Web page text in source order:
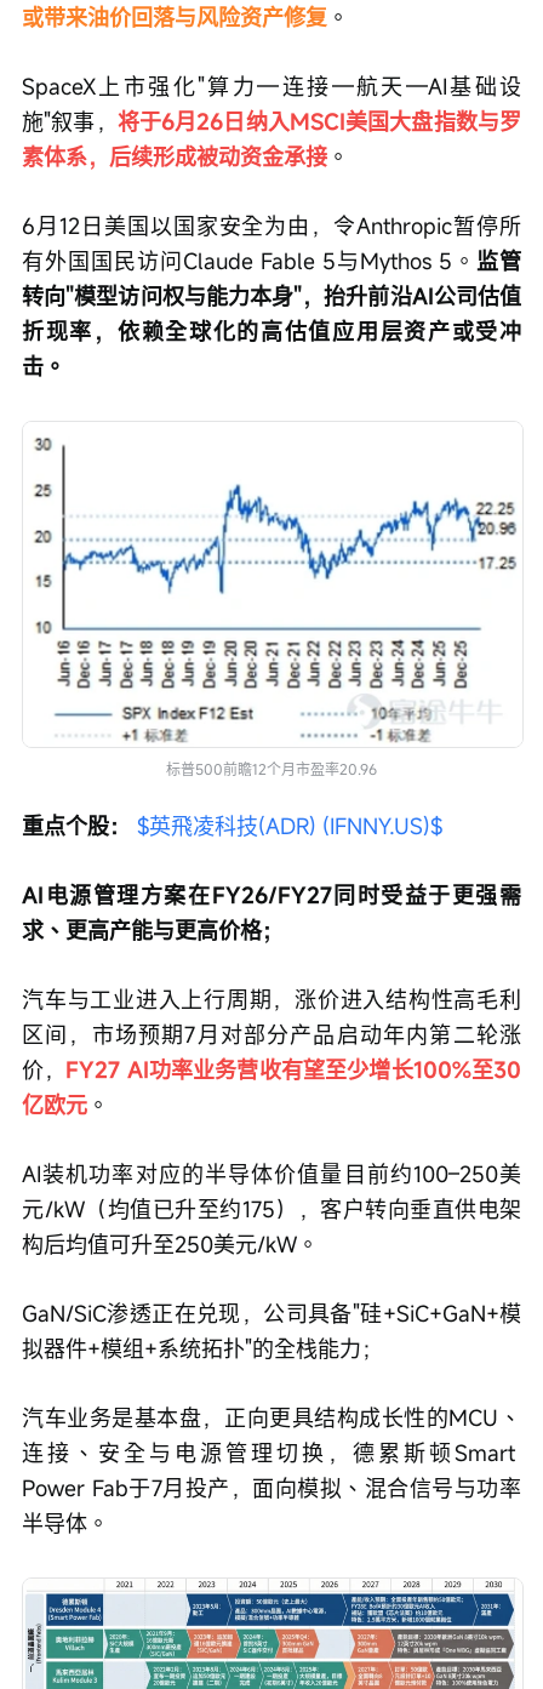
或带来油价回落与风险资产修复 。
SpaceX上市强化"算力—连接—航天—AI基础设
施"叙事， 将于6月26日纳入MSCI美国大盘指数与罗
素体系，后续形成被动资金承接 。
6月12日美国以国家安全为由，令Anthropic暂停所
有外国国民访问Claude Fable 5与Mythos 5。 监管
转向"模型访问权与能力本身"，抬升前沿AI公司估值
折现率，依赖全球化的高估值应用层资产或受冲
击。
标普500前瞻12个月市盈率20.96
重点个股： $英飛凌科技(ADR) (IFNNY.US)$
AI电源管理方案在FY26/FY27同时受益于更强需
求、更高产能与更高价格；
汽车与工业进入上行周期，涨价进入结构性高毛利
区间，市场预期7月对部分产品启动年内第二轮涨
价， FY27 AI功率业务营收有望至少增长100%至30
亿欧元 。
AI装机功率对应的半导体价值量目前约100–250美
元/kW（均值已升至约175），客户转向垂直供电架
构后均值可升至250美元/kW。
GaN/SiC渗透正在兑现，公司具备"硅+SiC+GaN+模
拟器件+模组+系统拓扑"的全栈能力；
汽车业务是基本盘，正向更具结构成长性的MCU、
连接、安全与电源管理切换，德累斯顿Smart
Power Fab于7月投产，面向模拟、混合信号与功率
半导体。